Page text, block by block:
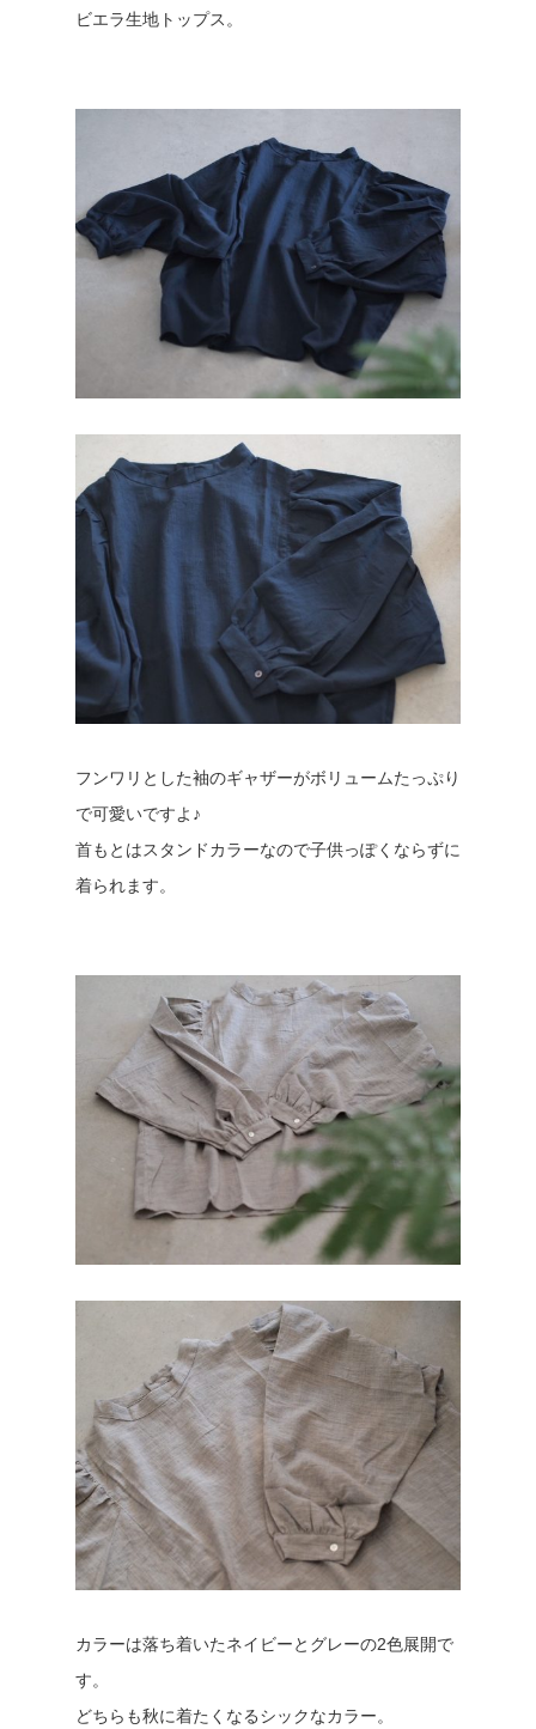
ビエラ生地トップス。
フンワリとした袖のギャザーがボリュームたっぷり
で可愛いですよ♪
首もとはスタンドカラーなので子供っぽくならずに
着られます。
カラーは落ち着いたネイビーとグレーの2色展開で
す。
どちらも秋に着たくなるシックなカラー。